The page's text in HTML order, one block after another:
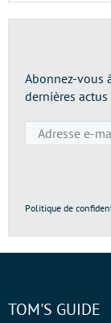
Abonnez-vous
dernières
Politique de
TOM'S GUIDE